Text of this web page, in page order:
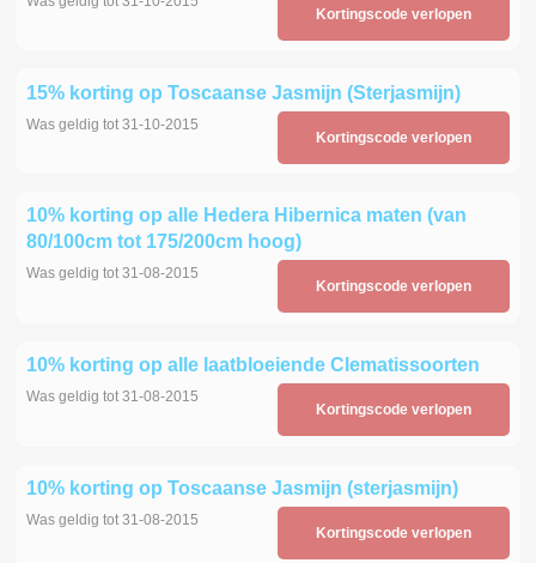
Kortingscode verlopen
15% korting op Toscaanse Jasmijn (Sterjasmijn)
Kortingscode verlopen
Was geldig tot 31-10-2015
10% korting op alle Hedera Hibernica maten (van
80/100cm tot 175/200cm hoog)
Kortingscode verlopen
Was geldig tot 31-08-2015
10% korting op alle laatbloeiende Clematissoorten
Kortingscode verlopen
Was geldig tot 31-08-2015
10% korting op Toscaanse Jasmijn (sterjasmijn)
Kortingscode verlopen
Was geldig tot 31-08-2015